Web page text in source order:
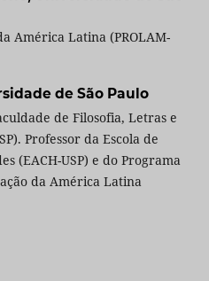
América Latina (PROLAM-
de São Paulo
de Filosofia, Letras e
Professor da Escola de
(EACH-USP) e do Programa
da América Latina